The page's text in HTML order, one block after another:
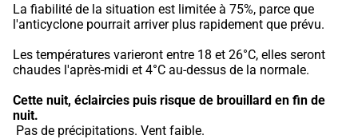
La fiabilité de la situation est limitée à 75%, parce que
l'anticyclone pourrait arriver plus rapidement que prévu.
Les températures varieront entre 18 et 26°C, elles seront
chaudes l'après-midi et 4°C au-dessus de la normale.
Cette nuit, éclaircies puis risque de brouillard en fin de
nuit.
Pas de précipitations. Vent faible.